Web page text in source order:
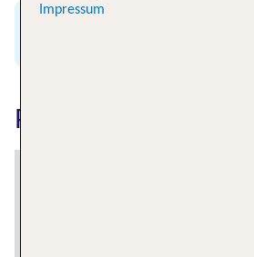
Pula erkunden
Impressum